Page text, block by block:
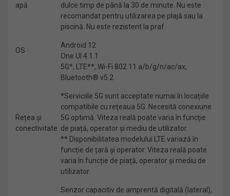
apă
dulce timp de până la 30 de minute. Nu este
recomandat pentru utilizarea pe plajă sau la
piscină. Nu este rezistent la praf.
OS
Android 12
One UI 4.1.1
Rețea și
conectivitate
5G*, LTE**, Wi-Fi 802.11 a/b/g/n/ac/ax,
Bluetooth® v5.2
*Serviciile 5G sunt acceptate numai în locațiile
compatibile cu rețeaua 5G. Necesită conexiune
5G optimă. Viteza reală poate varia în funcție
de piață, operator și mediu de utilizator.
** Disponibilitatea modelului LTE variază în
funcție de țară și operator. Viteza reală poate
varia în funcție de piață, operator și mediu de
utilizator.
Senzor capacitiv de amprentă digitală (lateral),